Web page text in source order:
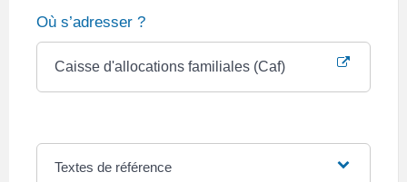
Où s’adresser ?
Caisse d'allocations familiales (Caf)
Textes de référence